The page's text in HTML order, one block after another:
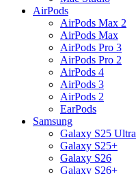
AirPods
AirPods Max 2
AirPods Max
AirPods Pro 3
AirPods Pro 2
AirPods 4
AirPods 3
AirPods 2
EarPods
Samsung
Galaxy S25 Ultra
Galaxy S25+
Galaxy S26
Galaxy S26+